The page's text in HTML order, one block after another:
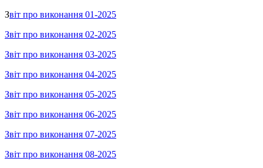
Звіт про виконання 01-2025
Звіт про виконання 02-2025
Звіт про виконання 03-2025
Звіт про виконання 04-2025
Звіт про виконання 05-2025
Звіт про виконання 06-2025
Звіт про виконання 07-2025
Звіт про виконання 08-2025